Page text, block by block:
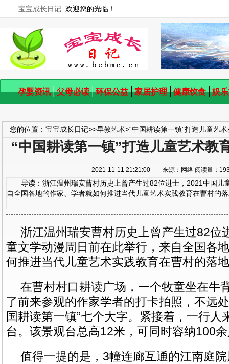
宝宝成长日记 欢迎您的光临！
孕婴资讯 父母必读 环保公益 家居护理 健康饮食 娱
您的位置： 宝宝成长日记>>早教艺术>“中国耕读第一镇”打造儿童艺
“中国耕读第一镇”打造儿童艺术教
2021-11-11 21:21:00 来源：网络 阅读量：
导读：浙江温州瑞安曹村历史上曾产生过82位进士，2021中国儿
自全国各地的作家、学者就如何推进当代儿童艺术实践教育在曹村的
浙江温州瑞安曹村历史上曾产生过82位
童文学动漫周日前在此举行，来自全国各
何推进当代儿童艺术实践教育在曹村的落
在曹村村口耕读广场，一个牧童坐在牛
了前来参观的作家学者的打卡拍照，不远
国耕读第一镇”七个大字。紧接着，一行人
台。该景观台总高12米，可同时容纳100
值得一提的是，3幢连廊互通的江南庭